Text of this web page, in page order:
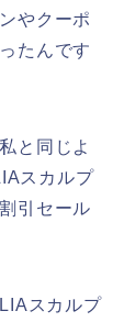
やクーポ
たんです
と同じよ
スカルプ
引セール
スカルプ